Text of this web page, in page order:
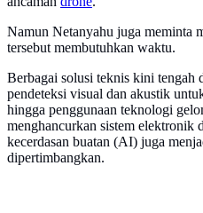
Namun Netanyahu juga meminta
tersebut membutuhkan waktu.
Berbagai solusi teknis kini tengah
pendeteksi visual dan akustik
hingga penggunaan teknologi
menghancurkan sistem elektronik
kecerdasan buatan (AI) juga
dipertimbangkan.